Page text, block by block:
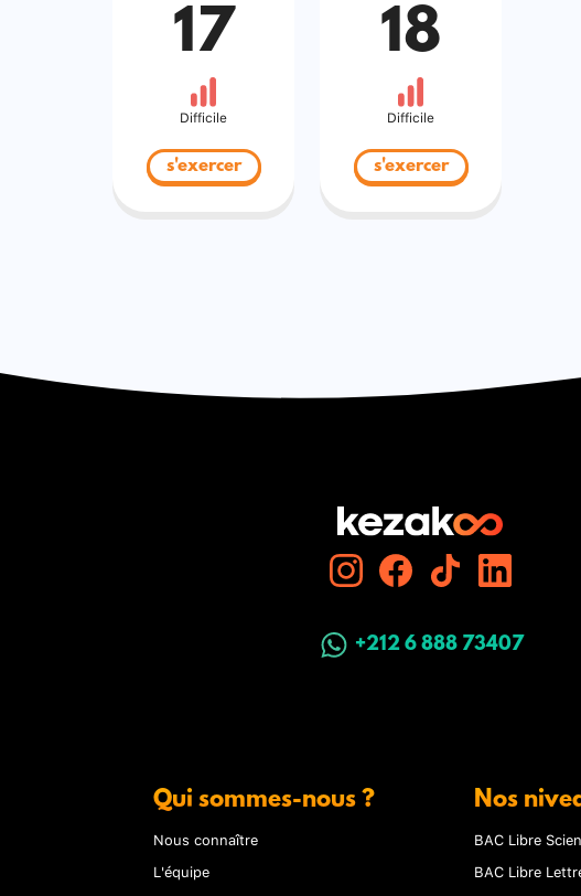
17
Difficile
s'exercer
18
Difficile
s'exercer
+212 6 888 73407
Qui sommes-nous ?
Nous connaître
L'équipe
Nos
BAC Libre
BAC Libre